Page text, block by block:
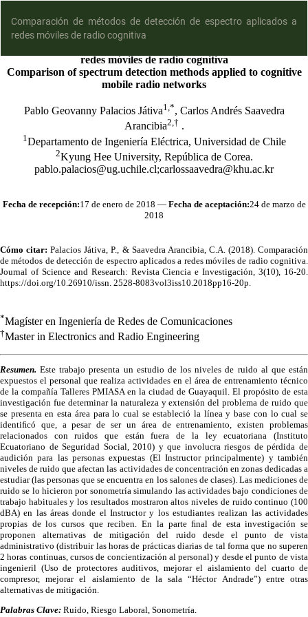
Comparación de métodos de detección de espectro aplicados a
redes móviles de radio cognitiva